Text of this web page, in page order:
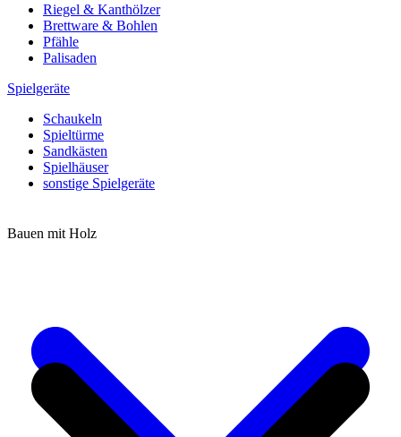
Riegel & Kanthölzer
Brettware & Bohlen
Pfähle
Palisaden
Spielgeräte
Schaukeln
Spieltürme
Sandkästen
Spielhäuser
sonstige Spielgeräte
Bauen mit Holz